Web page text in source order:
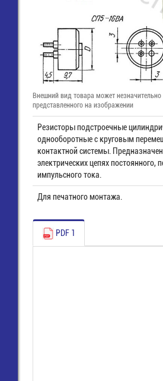
Внешний вид товара может незначительно
представленного на изображении
Резисторы подстроечные
однооборотные с круговым
контактной системы.
электрических цепях постоянного,
импульсного тока.
Для печатного монтажа.
PDF 1